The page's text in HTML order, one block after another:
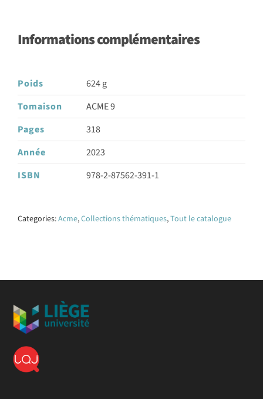
Informations complémentaires
Poids
624 g
Tomaison
ACME 9
Pages
318
Année
2023
ISBN
978-2-87562-391-1
Categories:Acme,Collections thématiques,Tout le catalogue